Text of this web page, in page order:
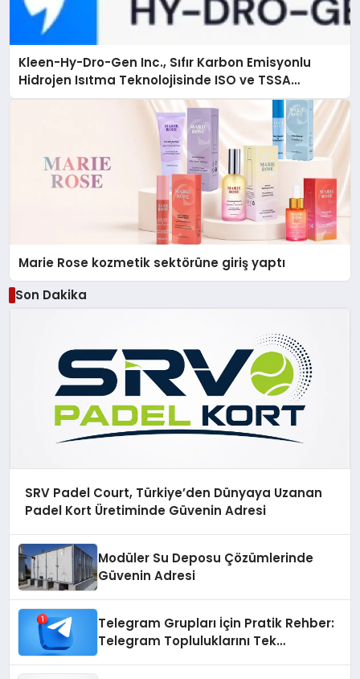
Kleen-Hy-Dro-Gen Inc., Sıfır Karbon Emisyonlu
Hidrojen Isıtma Teknolojisinde ISO ve TSSA
Düzenleyici Onaylarını Aldı
Marie Rose kozmetik sektörüne giriş yaptı
Son Dakika
SRV Padel Court, Türkiye’den Dünyaya Uzanan
Padel Kort Üretiminde Güvenin Adresi
Modüler Su Deposu Çözümlerinde
Güvenin Adresi
Telegram Grupları İçin Pratik Rehber:
Telegram Topluluklarını Tek